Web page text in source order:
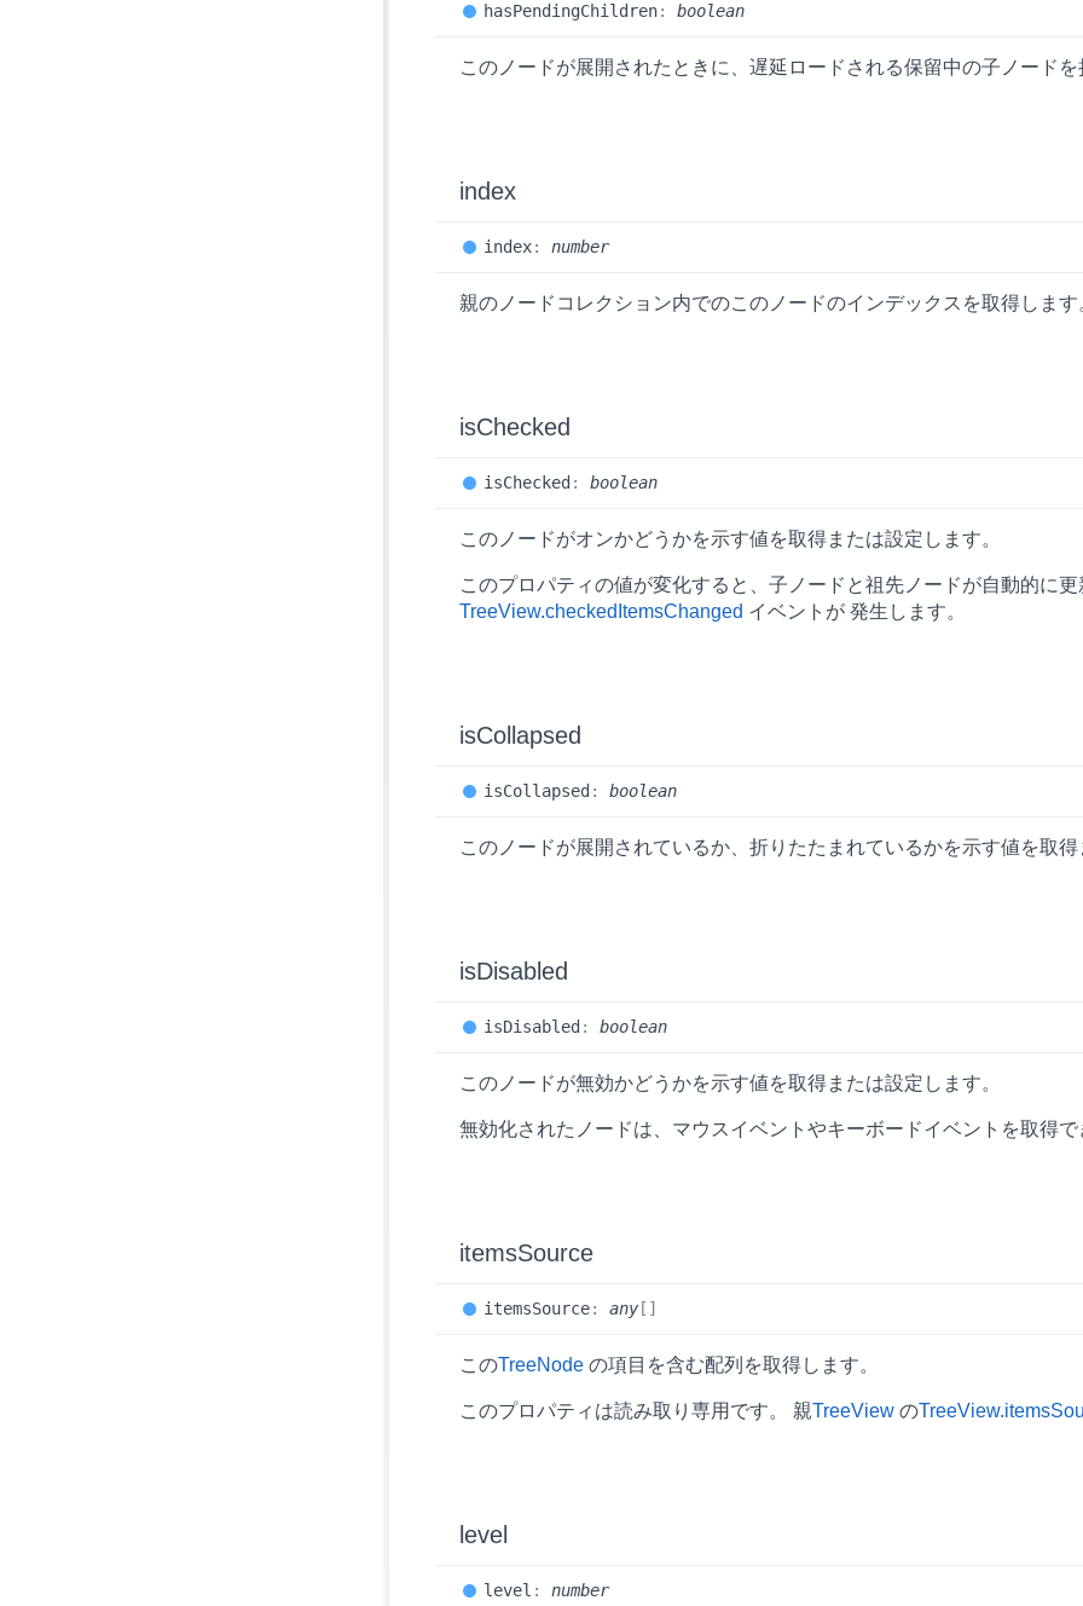
hasPendingChildren: boolean
このノードが展開されたときに、遅延ロードされる保留中の子ノード
index
index: number
親のノードコレクション内でのこのノードのインデックスを取得します
isChecked
isChecked : boolean
このノードがオンかどうかを示す値を取得または設定します。
このプロパティの値が変化すると、子ノードと祖先ノードが自動的に
TreeView.checkedItemsChanged イベントが 発生します。
isCollapsed
isCollapsed : boolean
このノードが展開されているか、折りたたまれているかを示す値を取得
isDisabled
isDisabled : boolean
このノードが無効かどうかを示す値を取得または設定します。
無効化されたノードは、マウスイベントやキーボードイベントを取得で
itemsSource
itemsSource: any[]
このTreeNode の項目を含む配列を取得します。
このプロパティは読み取り専用です。 親TreeView の
level
level : number